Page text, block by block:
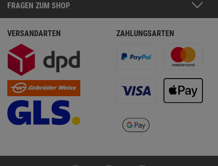
FRAGEN ZUM SHOP
VERSANDARTEN ZAHLUNGSARTEN